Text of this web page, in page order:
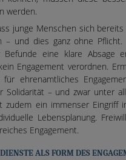
werden.
junge Menschen sich
– und dies ganz ohne
Befunde eine klare Absage
Engagement verordnen.
für ehrenamtliches
Solidarität – und zwar unter
zudem ein immenser Eingriff
Lebensplanung.
Engagement.
ALS FORM DES